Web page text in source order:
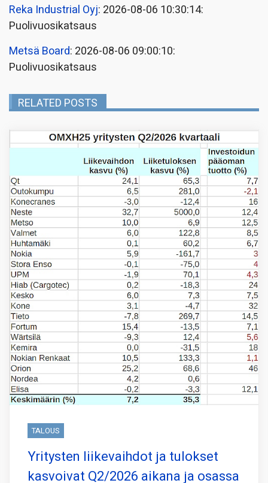
Reka Industrial Oyj: 2026-08-06 10:30:14:
Puolivuosikatsaus
Metsä Board: 2026-08-06 09:00:10:
Puolivuosikatsaus
RELATED POSTS
TALOUS
Yritysten liikevaihdot ja tulokset
kasvoivat Q2/2026 aikana ja osassa